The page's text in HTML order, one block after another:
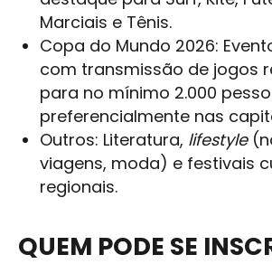
Marciais e Tênis.
Copa do Mundo 2026:
com transmissão de jogos
para no mínimo 2.000
preferencialmente nas
Outros: Literatura, lifestyle
viagens, moda) e festivais
regionais.
QUEM PODE SE